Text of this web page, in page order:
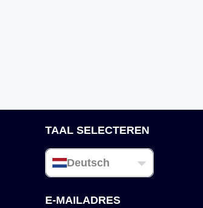
TAAL SELECTEREN
Deutsch
E-MAILADRES